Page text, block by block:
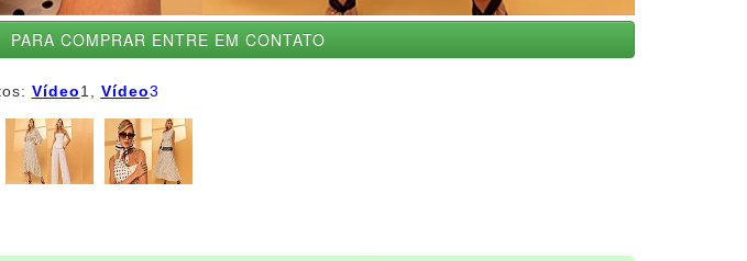
PARA COMPRAR ENTRE EM CONTATO
Vídeo1, Vídeo3